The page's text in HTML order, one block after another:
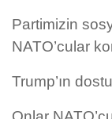
Partimizin
NATO’cular
Trump’ın